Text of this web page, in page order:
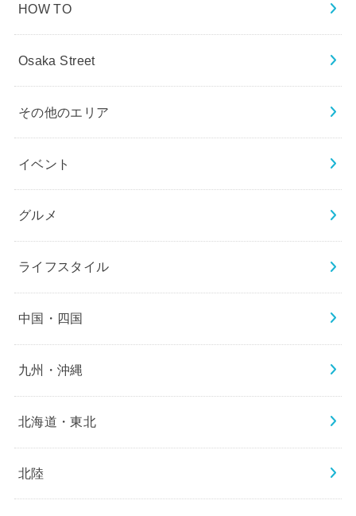
HOW TO
Osaka Street
その他のエリア
イベント
グルメ
ライフスタイル
中国・四国
九州・沖縄
北海道・東北
北陸